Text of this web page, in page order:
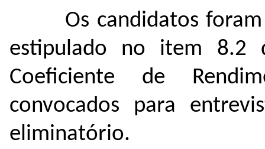
Os candidatos foram
estipulado no item
Coeficiente de
convocados para
eliminatório.